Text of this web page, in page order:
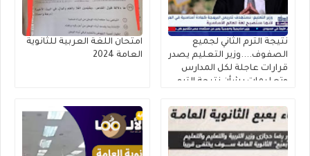
نتيجة الترم الثاني لجميع
الصفوف....وزير التعليم يصدر
قرارات عاجلة لكل المدارس
وتعليمات بشأن نتيجة الترم
امتحان اللغة العربية للثانوية
العامة 2024